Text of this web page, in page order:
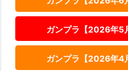
ガンプラ【2026年5
ガンプラ【2026年4